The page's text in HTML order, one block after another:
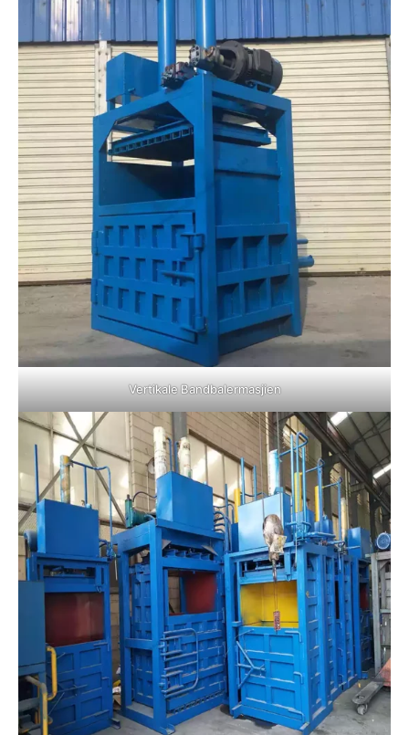
Vertikale Bandbalermasjien